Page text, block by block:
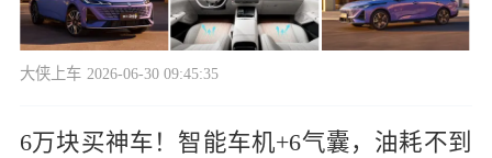
大侠上车 2026-06-30 09:45:35
6万块买神车！智能车机+6气囊，油耗不到